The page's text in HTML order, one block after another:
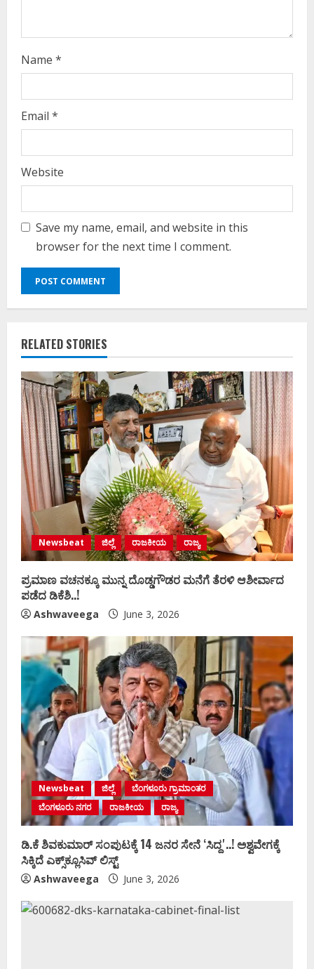
g
Name *
Email *
Website
Save my name, email, and website in this
browser for the next time I comment.
RELATED STORIES
Newsbeat ಜಿಲ್ಲೆ ರಾಜಕೀಯ ರಾಜ್ಯ
ಪ್ರಮಾಣ ವಚನಕ್ಕೂ ಮುನ್ನ ದೊಡ್ಡಗೌಡರ ಮನೆಗೆ ತೆರಳಿ ಆಶೀರ್ವಾದ
ಪಡೆದ ಡಿಕೆಶಿ..!
Ashwaveega June 3, 2026
Newsbeat ಜಿಲ್ಲೆ
ಬೆಂಗಳೂರು ಗ್ರಾಮಾಂತರ
ಬೆಂಗಳೂರು ನಗರ
ರಾಜಕೀಯ ರಾಜ್ಯ
ಡಿ.ಕೆ ಶಿವಕುಮಾರ್‌ ಸಂಪುಟಕ್ಕೆ 14 ಜನರ ಸೇನೆ ʻಸಿದ್ದʼ..! ಅಶ್ವವೇಗಕ್ಕೆ
ಸಿಕ್ಕಿದೆ ಎಕ್ಸ್‌ಕ್ಲೂಸಿವ್‌ ಲಿಸ್ಟ್‌
Ashwaveega June 3, 2026